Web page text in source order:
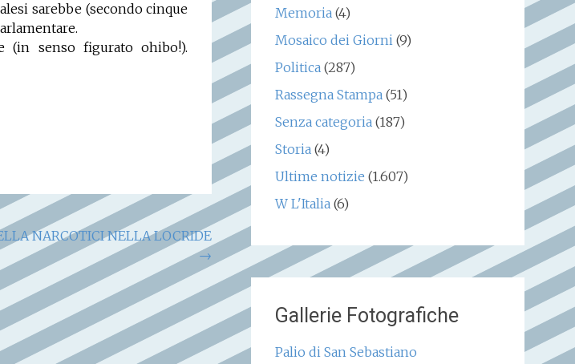
sarebbe (secondo cinque
(in senso figurato ohibo!).
NARCOTICI NELLA LOCRIDE
→
Memoria(4)
Mosaico dei Giorni(9)
Politica(287)
Rassegna Stampa(51)
Senza categoria(187)
Storia(4)
Ultime notizie (1.607)
W L'Italia(6)
Gallerie Fotografiche
Palio di San Sebastiano